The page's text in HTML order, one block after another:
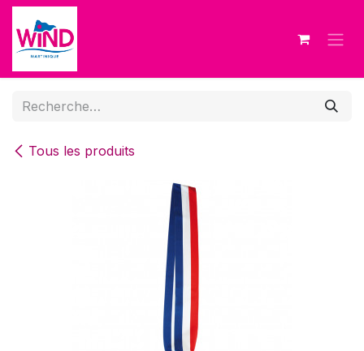
Se rendre au contenu
Tous les produits